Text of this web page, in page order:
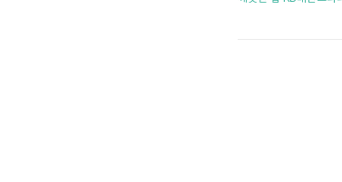
라는 기간인데
년내에 모두 돈